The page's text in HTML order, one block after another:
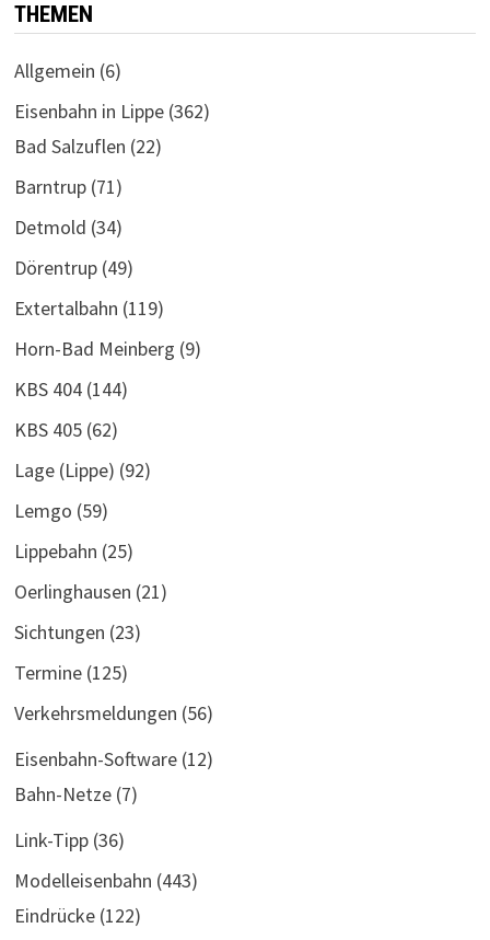
THEMEN
Allgemein (6)
Eisenbahn in Lippe(362)
Bad Salzuflen (22)
Barntrup(71)
Detmold (34)
Dörentrup(49)
Extertalbahn (119)
Horn-Bad Meinberg (9)
KBS 404(144)
KBS 405(62)
Lage (Lippe) (92)
Lemgo (59)
Lippebahn (25)
Oerlinghausen (21)
Sichtungen (23)
Termine(125)
Verkehrsmeldungen (56)
Eisenbahn-Software(12)
Bahn-Netze(7)
Link-Tipp(36)
Modelleisenbahn (443)
Eindrücke(122)